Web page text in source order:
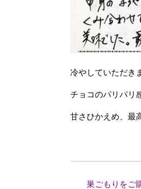
冷やしていただき
チョコのパリパリ
甘さひかえめ、最
(東
巣ごもりをご